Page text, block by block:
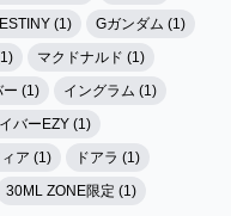
(1)
Gガンダム (1)
マクドナルド (1)
ー (1)
イングラム (1)
バーEZY (1)
ア (1)
ドアラ (1)
30ML ZONE限定 (1)